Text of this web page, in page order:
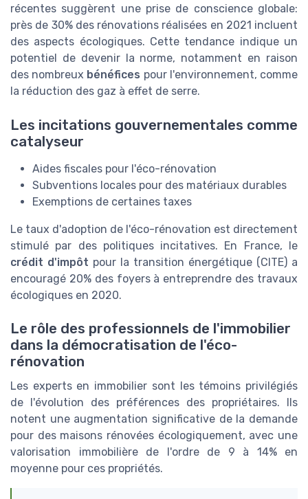
récentes suggèrent une prise de conscience globale:
près de 30% des rénovations réalisées en 2021 incluent
des aspects écologiques. Cette tendance indique un
potentiel de devenir la norme, notamment en raison
des nombreux bénéfices pour l'environnement, comme
la réduction des gaz à effet de serre.
Les incitations gouvernementales comme
catalyseur
Aides fiscales pour l'éco-rénovation
Subventions locales pour des matériaux durables
Exemptions de certaines taxes
Le taux d'adoption de l'éco-rénovation est directement
stimulé par des politiques incitatives. En France, le
crédit d'impôt pour la transition énergétique (CITE) a
encouragé 20% des foyers à entreprendre des travaux
écologiques en 2020.
Le rôle des professionnels de l'immobilier
dans la démocratisation de l'éco-
rénovation
Les experts en immobilier sont les témoins privilégiés
de l'évolution des préférences des propriétaires. Ils
notent une augmentation significative de la demande
pour des maisons rénovées écologiquement, avec une
valorisation immobilière de l'ordre de 9 à 14% en
moyenne pour ces propriétés.